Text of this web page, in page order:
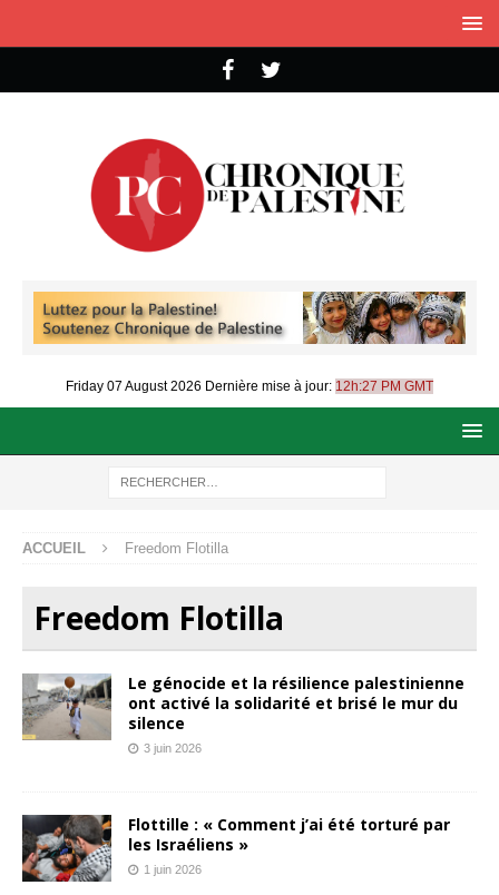
Friday 07 August 2026 Dernière mise à jour: 12h:27 PM GMT
ACCUEIL Freedom Flotilla
Freedom Flotilla
Le génocide et la résilience palestinienne
ont activé la solidarité et brisé le mur du
silence
3 juin 2026
Flottille : « Comment j’ai été torturé par
les Israéliens »
1 juin 2026